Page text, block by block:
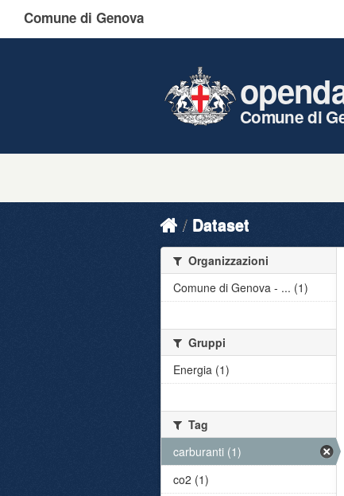
Comune di Genova
Comune di
Dataset
Organizzazioni
Comune di Genova - ... (1)
Gruppi
Energia (1)
Tag
carburanti (1)
co2 (1)